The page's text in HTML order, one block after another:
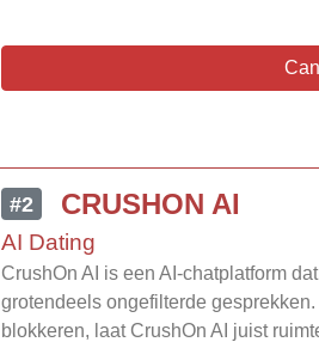
#2 CRUSHON AI
AI Dating
CrushOn AI is een AI-chatplatform
grotendeels ongefilterde
blokkeren, laat CrushOn AI juist